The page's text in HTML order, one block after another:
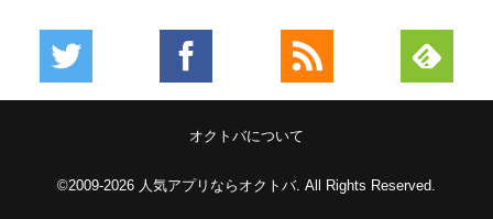
オクトバについて
©2009-2026 人気アプリならオクトバ. All Rights Reserved.